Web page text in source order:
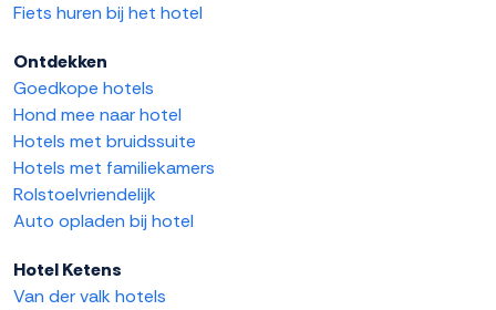
Fiets huren bij het hotel
Ontdekken
Goedkope hotels
Hond mee naar hotel
Hotels met bruidssuite
Hotels met familiekamers
Rolstoelvriendelijk
Auto opladen bij hotel
Hotel Ketens
Van der valk hotels